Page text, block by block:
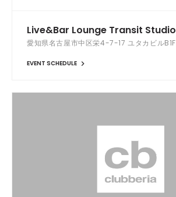
Live&Bar Lounge Transit Studio
愛知県名古屋市中区栄4-7-17 ユタカビルB1F
EVENT SCHEDULE